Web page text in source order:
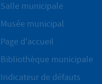
Salle municipale
Musée municipal
Page d'accueil
Bibliothèque municipale
Indicateur de défauts